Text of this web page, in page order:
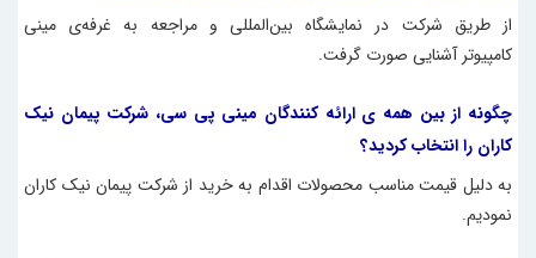
از طریق شرکت در نمایشگاه بین‌المللی و مراجعه به غرفه‌ی مینی
کامپیوترآشنایی صورت گرفت.
چگونه از بین همه ی ارائه کنندگان مینی پی سی، شرکت پیمان نیک
کاران را انتخاب کردید؟
به دلیل قیمت مناسب محصولات اقدام به خرید از شرکت پیمان نیک کاران
نمودیم.